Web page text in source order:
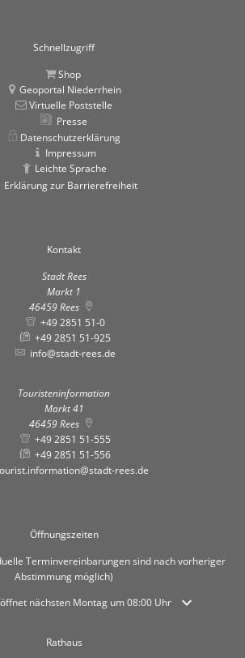
Schnellzugriff
Shop
Geoportal Niederrhein
Virtuelle Poststelle
Presse
Datenschutzerklärung
Impressum
Leichte Sprache
Erklärung zur Barrierefreiheit
Kontakt
Stadt Rees
Markt 1
46459Rees
+49 2851 51-0
+49 2851 51-925
info@stadt-rees.de
Touristeninformation
Markt 41
46459Rees
+49 2851 51-555
+49 2851 51-556
rees.de
Öffnungszeiten
Terminvereinbarungen sind nach vorheriger
Abstimmung möglich)
Öffnungs- oder Schließzeiten auszublenden
öffnet nächsten Montag um 08:00 Uhr
Rathaus